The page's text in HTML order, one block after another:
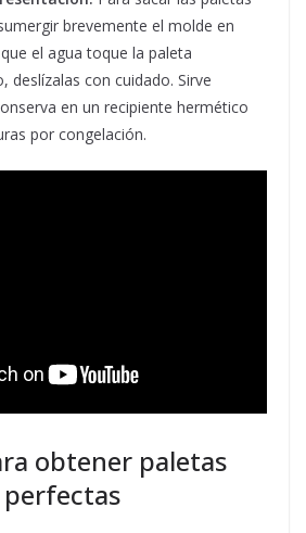
brevemente el molde en
el agua toque la paleta
deslízalas con cuidado. Sirve
en un recipiente hermético
por congelación.
obtener paletas